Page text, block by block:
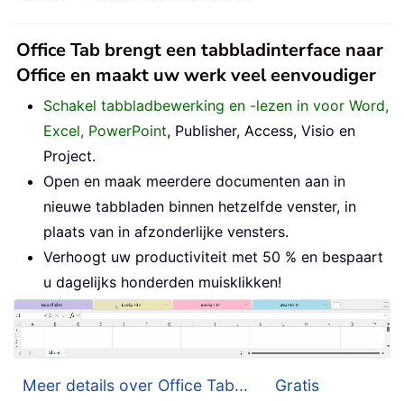
Office Tab brengt een tabbladinterface naar
Office en maakt uw werk veel eenvoudiger
Schakel tabbladbewerking en -lezen in voor Word,
Excel, PowerPoint, Publisher, Access, Visio en
Project.
Open en maak meerdere documenten aan in
nieuwe tabbladen binnen hetzelfde venster, in
plaats van in afzonderlijke vensters.
Verhoogt uw productiviteit met 50 % en bespaart
u dagelijks honderden muisklikken!
Meer details over Office Tab...
Gratis